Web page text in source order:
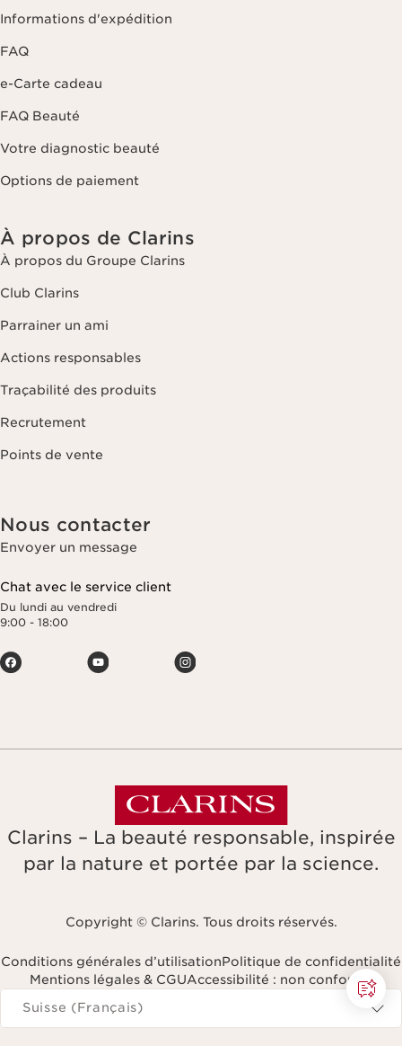
Informations d'expédition
FAQ
e-Carte cadeau
FAQ Beauté
Votre diagnostic beauté
Options de paiement
À propos de Clarins
À propos du Groupe Clarins
Club Clarins
Parrainer un ami
Actions responsables
Traçabilité des produits
Recrutement
Points de vente
Nous contacter
Envoyer un message
Chat avec le service client
Du lundi au vendredi
9:00 - 18:00
Clarins – La beauté responsable, inspirée
par la nature et portée par la science.
Copyright © Clarins. Tous droits réservés.
Conditions générales d’utilisationPolitique de confidentialité
Mentions légales & CGUAccessibilité : non conforme
Naviguer vers
Suisse (Français)